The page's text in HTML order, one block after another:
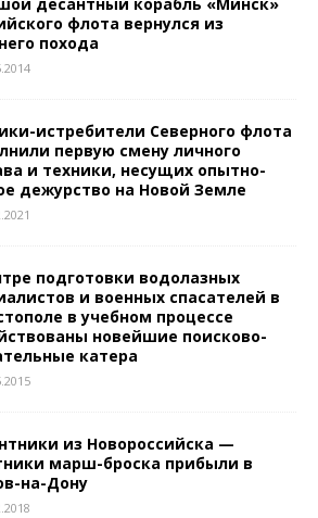
флота вернулся из
похода
истребители Северного флота
первую смену личного
и техники, несущих опытно-
дежурство на Новой Земле
подготовки водолазных
и военных спасателей в
в учебном процессе
новейшие поисково-
катера
из Новороссийска —
марш-броска прибыли в
на-Дону